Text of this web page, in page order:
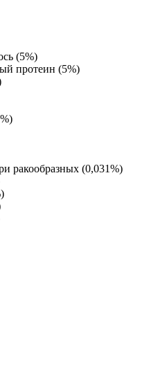
(5%)
протеин (5%)
ракообразных (0,031%)